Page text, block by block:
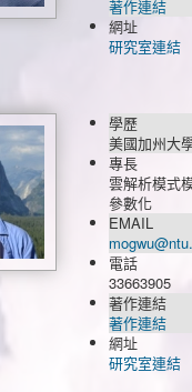
著作連結
網址
研究室連結
學歷
美國加州大
專長
雲解析模式
參數化
EMAIL
電話
33663905
著作連結
著作連結
網址
研究室連結